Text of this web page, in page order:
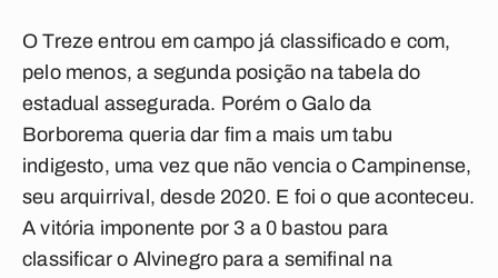
O Treze entrou em campo já classificado e com,
pelo menos, a segunda posição na tabela do
estadual assegurada. Porém o Galo da
Borborema queria dar fim a mais um tabu
indigesto, uma vez que não vencia o Campinense,
seu arquirrival, desde 2020. E foi o que aconteceu.
A vitória imponente por 3 a 0 bastou para
classificar o Alvinegro para a semifinal na